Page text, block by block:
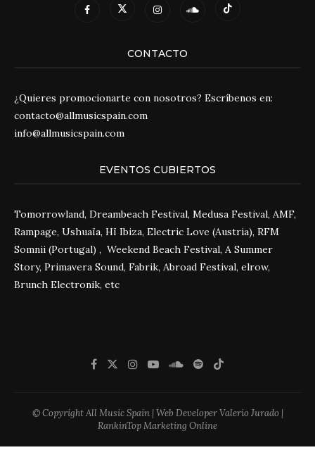
CONTACTO
¿Quieres promocionarte con nosotros? Escríbenos en:
contacto@allmusicspain.com
info@allmusicspain.com
EVENTOS CUBIERTOS
Tomorrowland, Dreambeach Festival, Medusa Festival, AMF,
Rampage, Ushuaïa, Hï Ibiza, Electric Love (Austria), RFM
Somnii (Portugal) , Weekend Beach Festival, A Summer
Story, Primavera Sound, Fabrik, Abroad Festival, elrow,
Brunch Electronik, etc
© Copyright All Music Spain | Web Developer Valerio Jurado |
RankinTop Marketing Online